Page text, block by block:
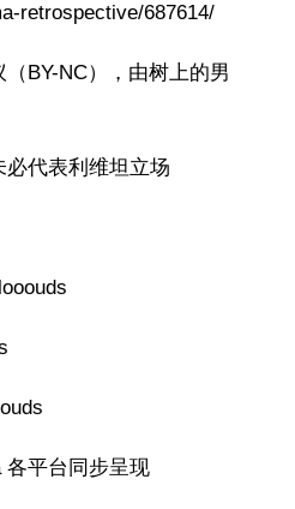
retrospective/687614/
BY-NC），由树上的男
代表利维坦立场
各平台同步呈现